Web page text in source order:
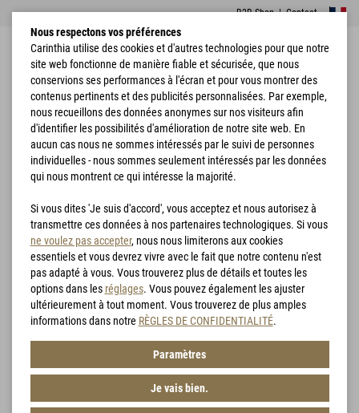
B2B Shop|Contact
Accueil Vêtements Vestes G-LOFT® TLG Jacket
Nous respectons vos préférences
Carinthia utilise des cookies et d'autres technologies pour que notre
site web fonctionne de manière fiable et sécurisée, que nous
conservions ses performances à l'écran et pour vous montrer des
contenus pertinents et des publicités personnalisées. Par exemple,
nous recueillons des données anonymes sur nos visiteurs afin
d'identifier les possibilités d'amélioration de notre site web. En
aucun cas nous ne sommes intéressés par le suivi de personnes
individuelles - nous sommes seulement intéressés par les données
qui nous montrent ce qui intéresse la majorité.
Si vous dites 'Je suis d'accord', vous acceptez et nous autorisez à
transmettre ces données à nos partenaires technologiques. Si vous
ne voulez pas accepter, nous nous limiterons aux cookies
essentiels et vous devrez vivre avec le fait que notre contenu n'est
pas adapté à vous. Vous trouverez plus de détails et toutes les
options dans les réglages. Vous pouvez également les ajuster
ultérieurement à tout moment. Vous trouverez de plus amples
informations dans notre RÈGLES DE CONFIDENTIALITÉ.
Paramètres
Je vais bien.